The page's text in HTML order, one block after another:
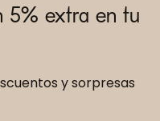
5% extra en tu
y sorpresas